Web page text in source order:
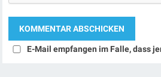
E-Mail empfangen im Falle, dass